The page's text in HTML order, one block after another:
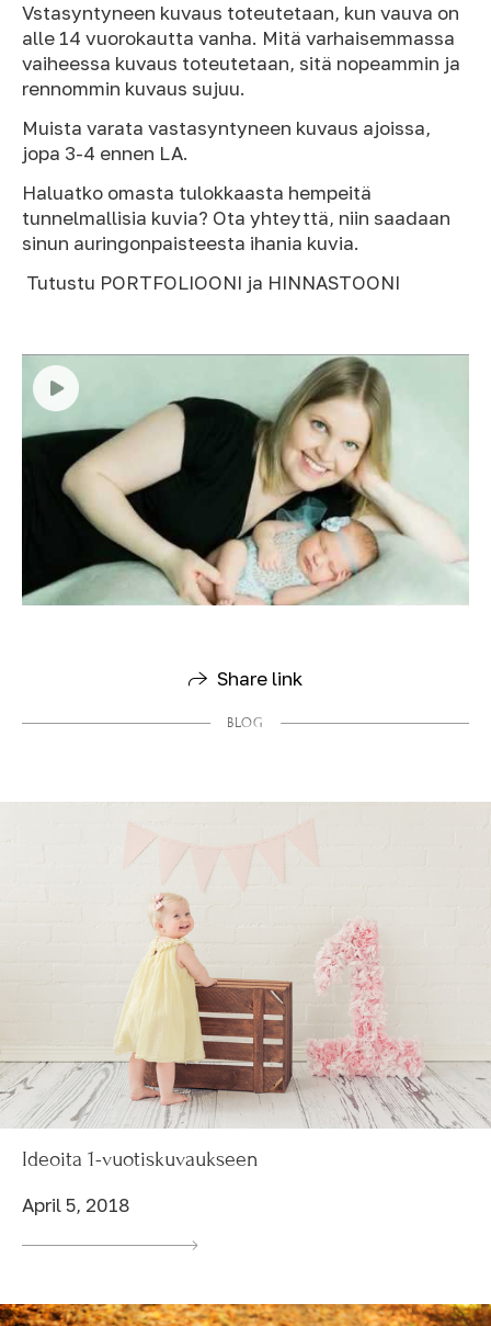
Vstasyntyneen kuvaus toteutetaan, kun vauva on
alle 14 vuorokautta vanha. Mitä varhaisemmassa
vaiheessa kuvaus toteutetaan, sitä nopeammin ja
rennommin kuvaus sujuu.
Muista varata vastasyntyneen kuvaus ajoissa,
jopa 3-4 ennen LA.
Haluatko omasta tulokkaasta hempeitä
tunnelmallisia kuvia? Ota yhteyttä, niin saadaan
sinun auringonpaisteesta ihania kuvia.
Tutustu PORTFOLIOONI ja HINNASTOONI
Share link
BLOG
Ideoita 1-vuotiskuvaukseen
April 5, 2018